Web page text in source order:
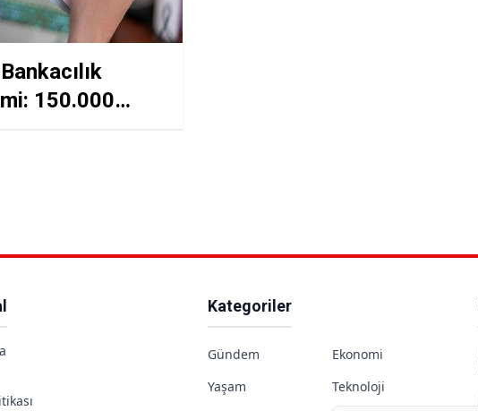
150.000
Kadar SMS ile
Kategoriler
Gündem
Ekonomi
Yaşam
Teknoloji